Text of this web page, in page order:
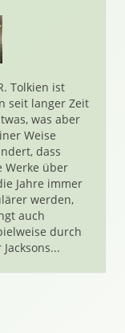
Tolkien ist
seit langer Zeit
was aber
Weise
dass
Werke über
Jahre immer
werden,
auch
durch
Jacksons...